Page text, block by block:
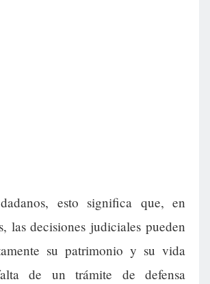
esto significa que, en
las decisiones judiciales pueden
su patrimonio y su vida
de un trámite de defensa